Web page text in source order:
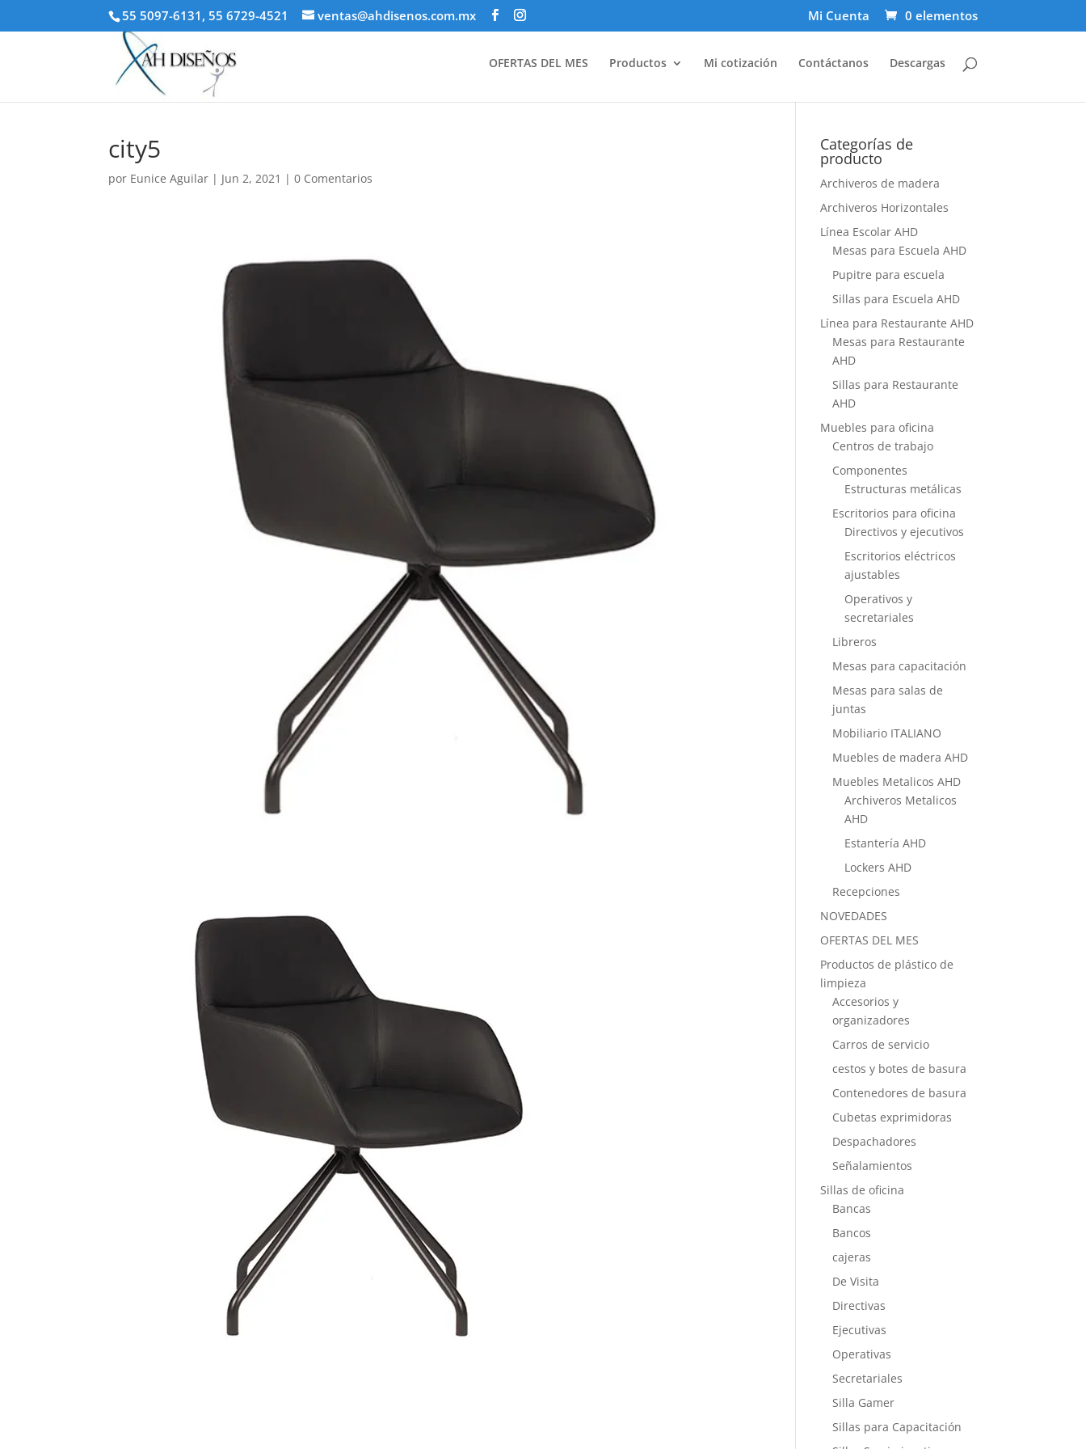
55 5097-6131, 55 6729-4521 ventas@ahdisenos.com.mx Mi Cuenta 0 elementos
OFERTAS DEL MES Productos Mi cotización Contáctanos Descargas
city5
por Eunice Aguilar | Jun 2, 2021 |0 Comentarios
Categorías de
producto
Archiveros de madera
Archiveros Horizontales
Línea Escolar AHD
Mesas para Escuela AHD
Pupitre para escuela
Sillas para Escuela AHD
Línea para Restaurante AHD
Mesas para Restaurante
AHD
Sillas para Restaurante
AHD
Muebles para oficina
Centros de trabajo
Componentes
Estructuras metálicas
Escritorios para oficina
Directivos y ejecutivos
Escritorios eléctricos
ajustables
Operativos y
secretariales
Libreros
Mesas para capacitación
Mesas para salas de
juntas
Mobiliario ITALIANO
Muebles de madera AHD
Muebles Metalicos AHD
Archiveros Metalicos
AHD
Estantería AHD
Lockers AHD
Recepciones
NOVEDADES
OFERTAS DEL MES
Productos de plástico de
limpieza
Accesorios y
organizadores
Carros de servicio
cestos y botes de basura
Contenedores de basura
Cubetas exprimidoras
Despachadores
Señalamientos
Sillas de oficina
Bancas
Bancos
cajeras
De Visita
Directivas
Ejecutivas
Operativas
Secretariales
Silla Gamer
Sillas para Capacitación